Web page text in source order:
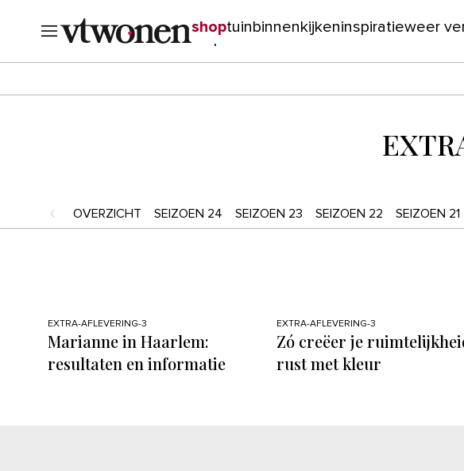
shoptuin binnenkijkeninspiratieweer
verbouwen
OVERZICHT SEIZOEN 24 SEIZOEN 23 SEIZOEN 22 SEIZOEN 21
EXTRA-AFLEVERING-3
Marianne in Haarlem:
resultaten en informatie
EXTRA-AFLEVERING-3
Zó creëer je
rust met kleur